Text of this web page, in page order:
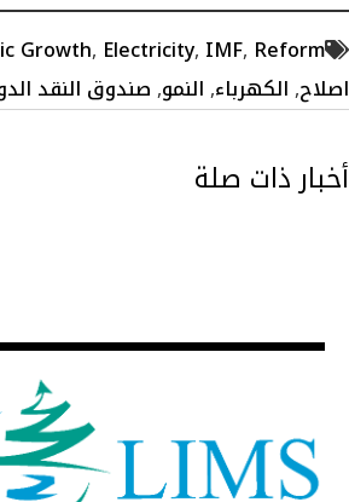
Growth, Electricity, IMF, Reform
اصلاح,الكهرباء,النمو,صندوق النقد
أخبار ذات صلة